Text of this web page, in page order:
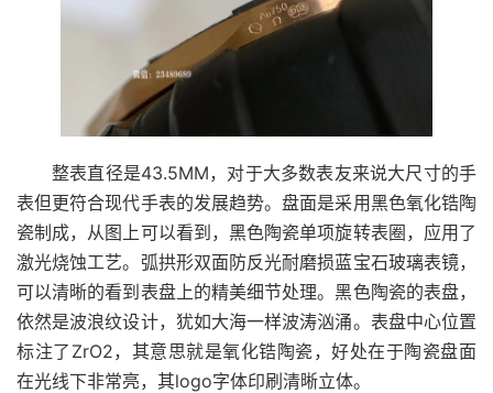
整表直径是43.5MM，对于大多数表友来说大尺寸的手
表但更符合现代手表的发展趋势。盘面是采用黑色氧化锆陶
瓷制成，从图上可以看到，黑色陶瓷单项旋转表圈，应用了
激光烧蚀工艺。弧拱形双面防反光耐磨损蓝宝石玻璃表镜，
可以清晰的看到表盘上的精美细节处理。黑色陶瓷的表盘，
依然是波浪纹设计，犹如大海一样波涛汹涌。表盘中心位置
标注了ZrO2，其意思就是氧化锆陶瓷，好处在于陶瓷盘面
在光线下非常亮，其logo字体印刷清晰立体。